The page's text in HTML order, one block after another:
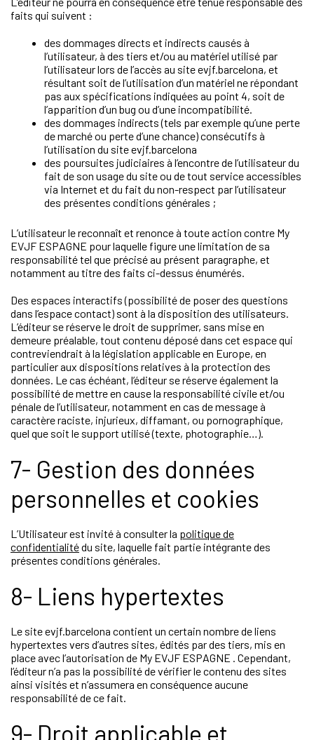
faits qui suivent :
des dommages directs et indirects causés à
l’utilisateur, à des tiers et/ou au matériel utilisé par
l’utilisateur lors de l’accès au site evjf.barcelona, et
résultant soit de l’utilisation d’un matériel ne répondant
pas aux spécifications indiquées au point 4, soit de
l’apparition d’un bug ou d’une incompatibilité.
des dommages indirects (tels par exemple qu’une perte
de marché ou perte d’une chance) consécutifs à
l’utilisation du site evjf.barcelona
des poursuites judiciaires à l’encontre de l’utilisateur du
fait de son usage du site ou de tout service accessibles
via Internet et du fait du non-respect par l’utilisateur
des présentes conditions générales ;
L’utilisateur le reconnaît et renonce à toute action contre My
EVJF ESPAGNE pour laquelle figure une limitation de sa
responsabilité tel que précisé au présent paragraphe, et
notamment au titre des faits ci-dessus énumérés.
Des espaces interactifs (possibilité de poser des questions
dans l’espace contact) sont à la disposition des utilisateurs.
L’éditeur se réserve le droit de supprimer, sans mise en
demeure préalable, tout contenu déposé dans cet espace qui
contreviendrait à la législation applicable en Europe, en
particulier aux dispositions relatives à la protection des
données. Le cas échéant, l’éditeur se réserve également la
possibilité de mettre en cause la responsabilité civile et/ou
pénale de l’utilisateur, notamment en cas de message à
caractère raciste, injurieux, diffamant, ou pornographique,
quel que soit le support utilisé (texte, photographie…).
7- Gestion des données
personnelles et cookies
L’Utilisateur est invité à consulter la politique de
confidentialitédu site, laquelle fait partie intégrante des
présentes conditions générales.
8- Liens hypertextes
Le site evjf.barcelona contient un certain nombre de liens
hypertextes vers d’autres sites, édités par des tiers, mis en
place avec l’autorisation de My EVJF ESPAGNE . Cependant,
l’éditeur n’a pas la possibilité de vérifier le contenu des sites
ainsi visités et n’assumera en conséquence aucune
responsabilité de ce fait.
9- Droit applicable et